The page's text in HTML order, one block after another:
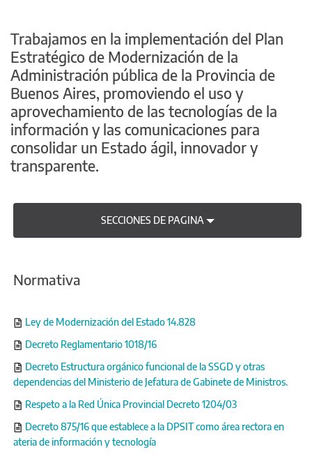
Trabajamos en la implementación del Plan
Estratégico de Modernización de la
Administración pública de la Provincia de
Buenos Aires, promoviendo el uso y
aprovechamiento de las tecnologías de la
información y las comunicaciones para
consolidar un Estado ágil, innovador y
transparente.
SECCIONES DE PAGINA
Normativa
Ley de Modernización del Estado 14.828
Decreto Reglamentario 1018/16
Decreto Estructura orgánico funcional de la SSGD y otras
dependencias del Ministerio de Jefatura de Gabinete de Ministros.
Respeto a la Red Única Provincial Decreto 1204/03
Decreto 875/16 que establece a la DPSIT como área rectora en
ateria de información y tecnología